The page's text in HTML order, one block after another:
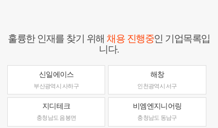
훌륭한 인재를 찾기 위해채용 진행중인 기업목록입
니다.
신일에이스
부산광역시 사하구
해창
인천광역시 서구
지디테크
충청남도 음봉면
비엠엔지니어링
충청남도 동남구